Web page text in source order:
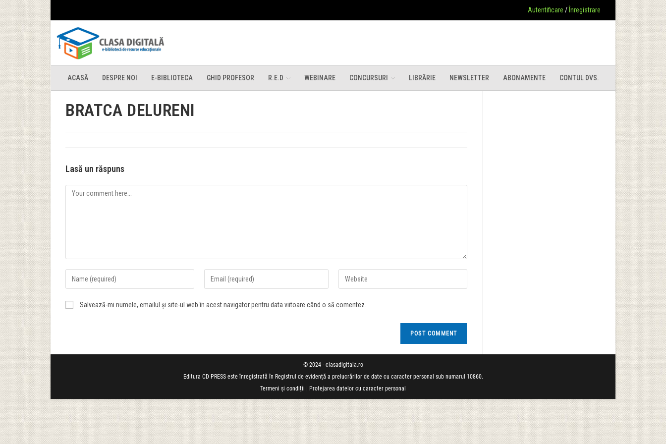
Autentificare / Înregistrare
ACASĂ DESPRE NOI E-BIBLIOTECA GHID PROFESOR R.E.D WEBINARE CONCURSURI LIBRĂRIE NEWSLETTER ABONAMENTE CONTUL DVS.
BRATCA DELURENI
Lasă un răspuns
Salvează-mi numele, emailul și site-ul web în acest navigator pentru data viitoare când o să comentez.
© 2024 - clasadigitala.ro
Editura CD PRESS este înregistrată în Registrul de evidență a prelucrărilor de date cu caracter personal sub numarul 10860.
Termeni și condiții
Protejarea datelor cu caracter personal